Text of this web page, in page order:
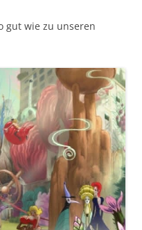
gut wie zu unseren